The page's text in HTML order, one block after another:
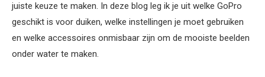
juiste keuze te maken. In deze blog leg ik je uit welke GoPro
geschikt is voor duiken, welke instellingen je moet gebruiken
en welke accessoires onmisbaar zijn om de mooiste beelden
onder water te maken.